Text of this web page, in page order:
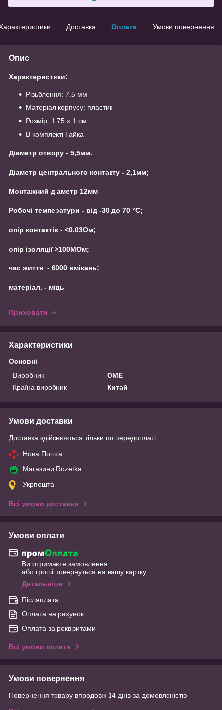
Доставка Оплата Умови повернення
Опис
Характеристики:
Різьблення: 7.5 мм
Матеріал корпусу: пластик
Розмір: 1.75 х 1 см
В комплекті Гайка
Діаметр отвору - 5,5мм.
Діаметр центрального контакту - 2,1мм;
Монтажний діаметр 12мм
Робочі температури - від -30 до 70 °С;
опір контактів - <0.03Ом;
опір ізоляції >100МОм;
час життя - 6000 вмікань;
матеріал. - мідь
Приховати
Характеристики
Основні
Виробник
OME
Країна виробник
Китай
Умови доставки
Доставка здійснюється тільки по передоплаті.
Нова Пошта
Магазини Rozetka
Укрпошта
Всі умови доставки
Умови оплати
Ви отримаєте замовлення
або гроші повернуться на вашу картку
Детальніше
Післяплата
Оплата на рахунок
Оплата за реквізитами
Всі умови оплати
Умови повернення
Повернення товару впродовж 14 днів за домовленістю